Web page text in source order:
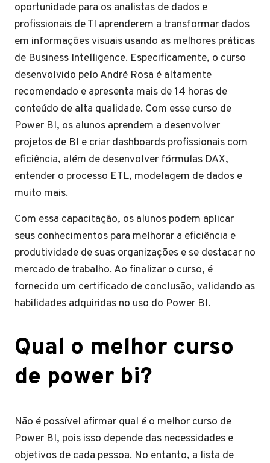
oportunidade para os analistas de dados e
profissionais de TI aprenderem a transformar dados
em informações visuais usando as melhores práticas
de Business Intelligence. Especificamente, o curso
desenvolvido pelo André Rosa é altamente
recomendado e apresenta mais de 14 horas de
conteúdo de alta qualidade. Com esse curso de
Power BI, os alunos aprendem a desenvolver
projetos de BI e criar dashboards profissionais com
eficiência, além de desenvolver fórmulas DAX,
entender o processo ETL, modelagem de dados e
muito mais.
Com essa capacitação, os alunos podem aplicar
seus conhecimentos para melhorar a eficiência e
produtividade de suas organizações e se destacar no
mercado de trabalho. Ao finalizar o curso, é
fornecido um certificado de conclusão, validando as
habilidades adquiridas no uso do Power BI.
Qual o melhor curso
de power bi?
Não é possível afirmar qual é o melhor curso de
Power BI, pois isso depende das necessidades e
objetivos de cada pessoa. No entanto, a lista de